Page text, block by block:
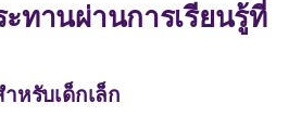
ทานผ่านการเรียนรู้ที่
หรับเด็กเล็ก